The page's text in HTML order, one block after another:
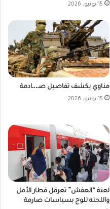
15 يونيو، 2026
مناوي يكشف تفاصيل صـ،،ـادمة
15 يونيو، 2026
لعنة “العفش” تعرقل قطار الأمل
واللجنه تلوح بسياسات صارمة